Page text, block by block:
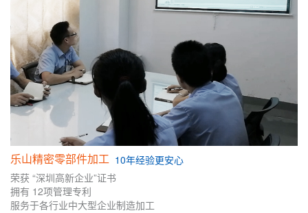
乐山精密零部件加工 10年经验更安心
荣获 “深圳高新企业”证书
拥有 12项管理专利
服务于各行业中大型企业制造加工